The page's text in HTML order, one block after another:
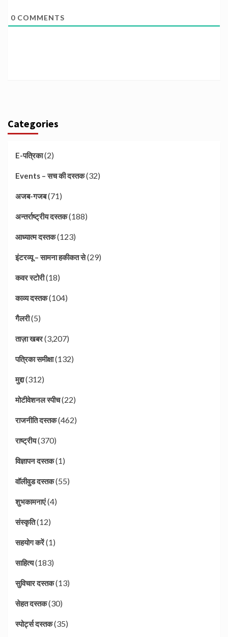
0 COMMENTS
Categories
E-पत्रिका(2)
Events – सच की दस्तक(32)
अजब-गजब(71)
अन्तर्राष्ट्रीय दस्तक(188)
आध्यात्म दस्तक(123)
इंटरव्यू – सामना हकीकत से(29)
कवर स्टोरी(18)
काव्य दस्तक(104)
गैलरी(5)
ताज़ा खबर(3,207)
पत्रिका समीक्षा(132)
मुद्दा(312)
मोटीवेशनल स्पीच(22)
राजनीति दस्तक(462)
राष्ट्रीय(370)
विज्ञापन दस्तक(1)
वॉलीवुड दस्तक(55)
शुभकामनाएं(4)
संस्कृति(12)
सहयोग करें(1)
साहित्य(183)
सुविचार दस्तक(13)
सेहत दस्तक(30)
स्पोर्ट्स दस्तक(35)